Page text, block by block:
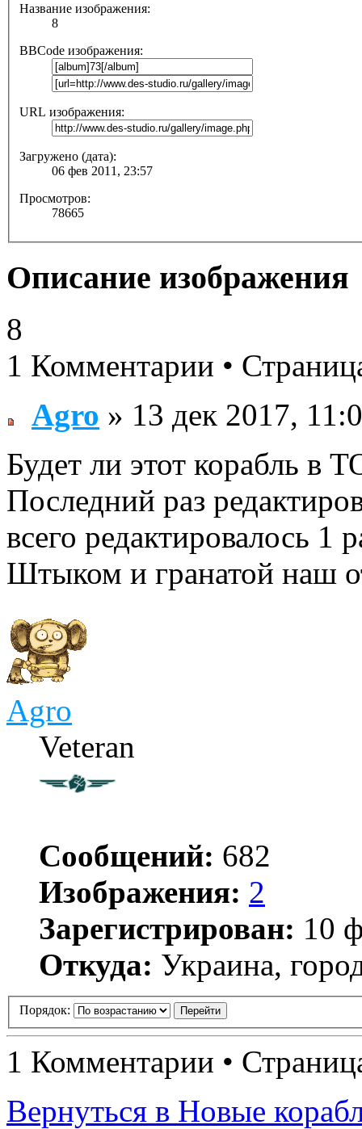
Название изображения:
8
BBCode изображения:
URL изображения:
Загружено (дата):
06 фев 2011, 23:57
Просмотров:
78665
Описание изображения
8
1 Комментарии •
Agro » 13 дек 2017,
Будет ли этот корабль в
Последний раз
всего редактировалось 1
Штыком и гранатой наш
Agro
Veteran
Сообщений: 682
Изображения: 2
Зарегистрирован: 10
Откуда: Украина,
Порядок:
1 Комментарии •
Вернуться в Новые